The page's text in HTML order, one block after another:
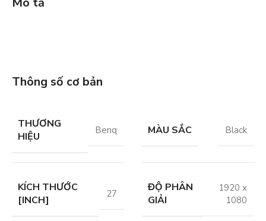
Thông số cơ bản
THƯƠNG
HIỆU
Benq MÀU SẮC Black
KÍCH THƯỚC
[INCH]
27
ĐỘ PHÂN
GIẢI
1920 x
1080